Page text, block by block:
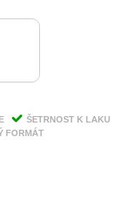
ŠETRNOST K LAKU
FORMÁT